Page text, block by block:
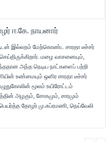
ஈ.கே. நாயனார்
இல்லறம் மேற்கொண்ட சாரதா டீச்சர்
மழை வாசனையும்,
அந்த நெடிய நாட்களைப் பற்றி
உண்மையும் ஒளிர சாரதா டீச்சர்
மூலம் உயிரோட்டம்
அழகும், சோகமும், சாரமும்
தோழர் மு.சுப்ரமணி, நெய்வேலி